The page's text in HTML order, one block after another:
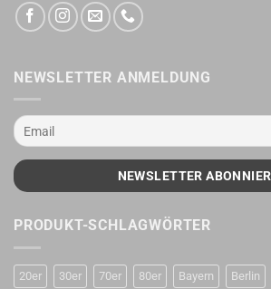
NEWSLETTER ANMELDUNG
PRODUKT-SCHLAGWÖRTER
20er 30er 70er 80er Bayern Berlin